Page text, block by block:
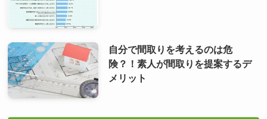
自分で間取りを考えるのは危
険？！素人が間取りを提案するデ
メリット